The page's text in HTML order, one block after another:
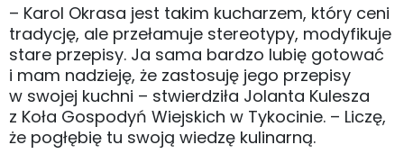
– Karol Okrasa jest takim kucharzem, który ceni
tradycję, ale przełamuje stereotypy, modyfikuje
stare przepisy. Ja sama bardzo lubię gotować
i mam nadzieję, że zastosuję jego przepisy
w swojej kuchni – stwierdziła Jolanta Kulesza
z Koła Gospodyń Wiejskich w Tykocinie. – Liczę,
że pogłębię tu swoją wiedzę kulinarną.